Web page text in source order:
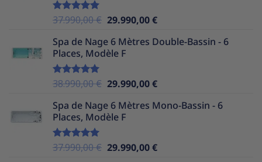
Note5.00
37.990,00€ Le
initial
était :
29.990,00€Le
actuel
Spa de Nage 6 Mètres Double-Bassin - 6
Places, Modèle F
Note5.00
38.990,00€ Le
initial
était :
29.990,00€Le
actuel
Spa de Nage 6 Mètres Mono-Bassin - 6
Places, Modèle F
Note5.00
37.990,00€ Le
29.990,00€Le